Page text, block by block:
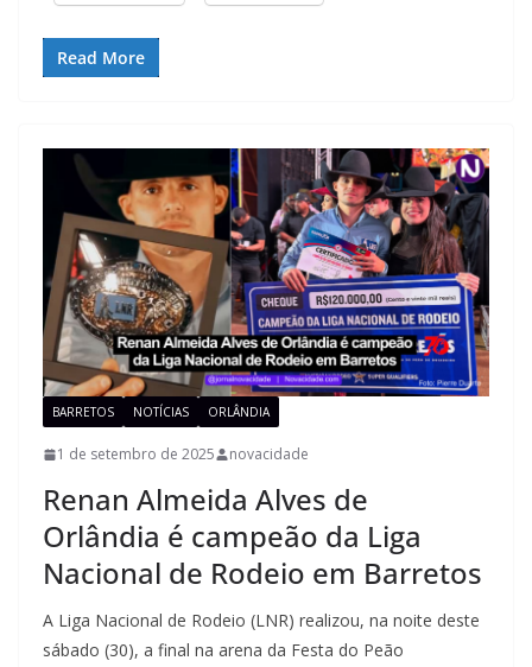
Read More
BARRETOS NOTÍCIAS ORLÂNDIA
1 de setembro de 2025 novacidade
Renan Almeida Alves de
Orlândia é campeão da Liga
Nacional de Rodeio em Barretos
A Liga Nacional de Rodeio (LNR) realizou, na noite deste
sábado (30), a final na arena da Festa do Peão